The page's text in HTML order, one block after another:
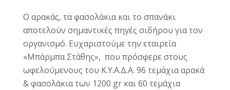
Ο αρακάς, τα φασολάκια και το σπανάκι
αποτελούν σημαντικές πηγές σιδήρου για τον
οργανισμό. Ευχαριστούμε την εταιρεία
«Μπάρμπα Στάθης», που πρόσφερε στους
ωφελούμενους του Κ.Υ.Α.Δ.Α. 96 τεμάχια αρακά
& φασολάκια των 1200 gr και 60 τεμάχια